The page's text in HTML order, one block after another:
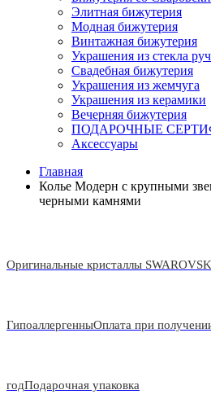
Элитная бижутерия
Модная бижутерия
Винтажная бижутерия
Украшения из стекла
Свадебная бижутерия
Украшения из жемчуга
Украшения из керамики
Вечерняя бижутерия
ПОДАРОЧНЫЕ
Аксессуары
Главная
Колье Модерн с крупными
черными камнями
Оригинальные кристаллы
ГипоаллергенныОплата при
годПодарочная упаковка